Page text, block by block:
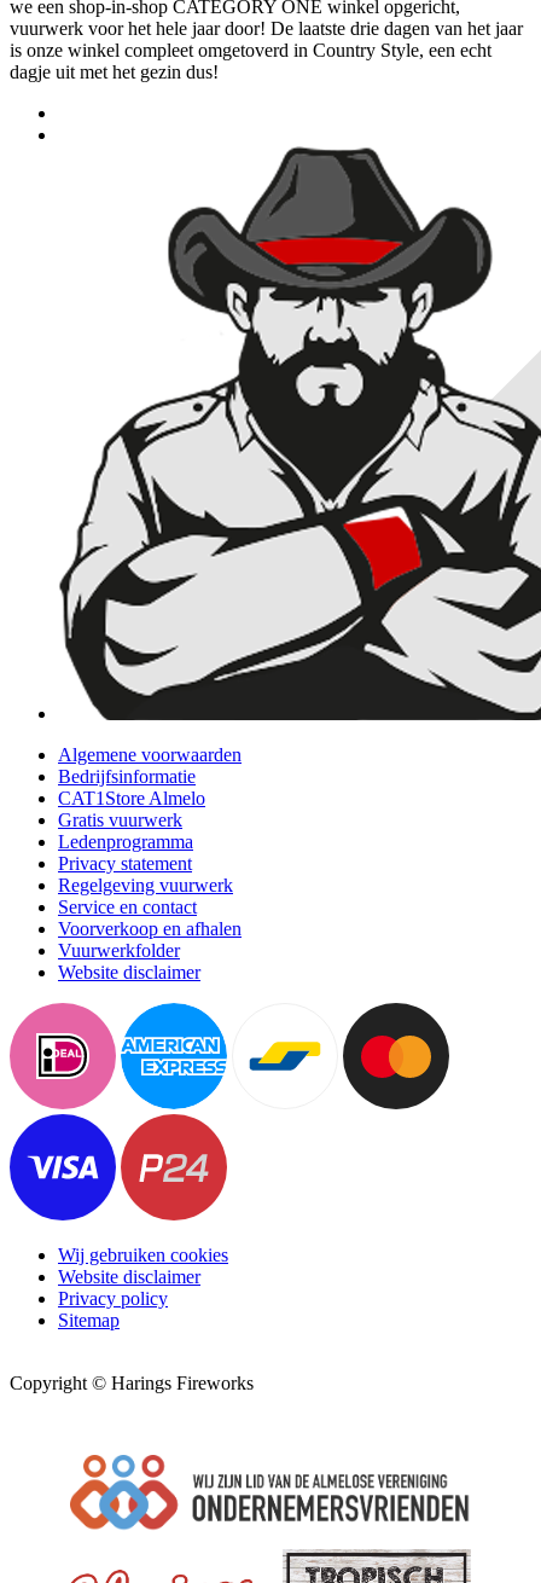
we een shop-in-shop CATEGORY ONE winkel opgericht,
vuurwerk voor het hele jaar door! De laatste drie dagen van het jaar
is onze winkel compleet omgetoverd in Country Style, een echt
dagje uit met het gezin dus!
Algemene voorwaarden
Bedrijfsinformatie
CAT1Store Almelo
Gratis vuurwerk
Ledenprogramma
Privacy statement
Regelgeving vuurwerk
Service en contact
Voorverkoop en afhalen
Vuurwerkfolder
Website disclaimer
Wij gebruiken cookies
Website disclaimer
Privacy policy
Sitemap
Copyright © Harings Fireworks